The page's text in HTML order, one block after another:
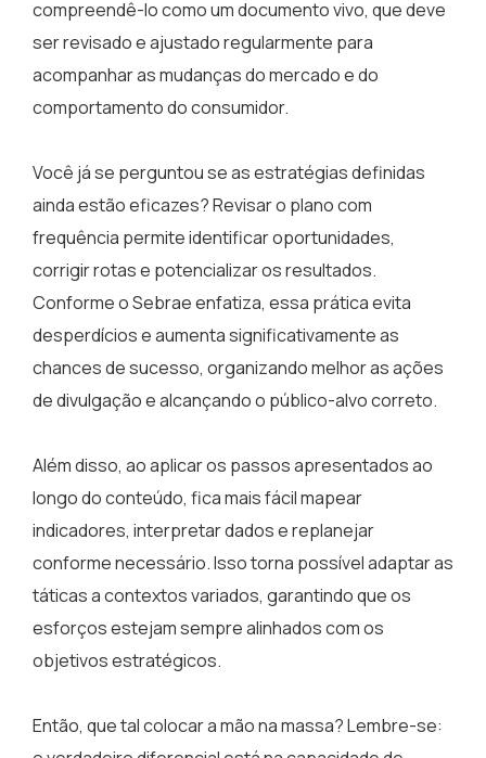
compreendê-lo como um documento vivo, que deve
ser revisado e ajustado regularmente para
acompanhar as mudanças do mercado e do
comportamento do consumidor.
Você já se perguntou se as estratégias definidas
ainda estão eficazes? Revisar o plano com
frequência permite identificar oportunidades,
corrigir rotas e potencializar os resultados.
Conforme o Sebrae enfatiza, essa prática evita
desperdícios e aumenta significativamente as
chances de sucesso, organizando melhor as ações
de divulgação e alcançando o público-alvo correto.
Além disso, ao aplicar os passos apresentados ao
longo do conteúdo, fica mais fácil mapear
indicadores, interpretar dados e replanejar
conforme necessário. Isso torna possível adaptar as
táticas a contextos variados, garantindo que os
esforços estejam sempre alinhados com os
objetivos estratégicos.
Então, que tal colocar a mão na massa? Lembre-se: